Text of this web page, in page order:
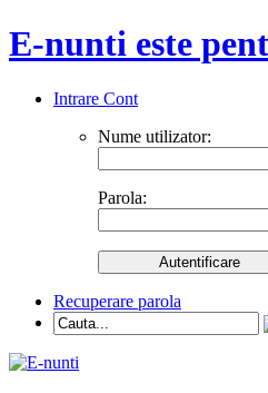
E-nunti este
Intrare Cont
Nume utilizator:
Parola:
Recuperare parola